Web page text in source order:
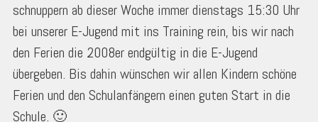
schnuppern ab dieser Woche immer dienstags 15:30 Uhr
bei unserer E-Jugend mit ins Training rein, bis wir nach
den Ferien die 2008er endgültig in die E-Jugend
übergeben. Bis dahin wünschen wir allen Kindern schöne
Ferien und den Schulanfängern einen guten Start in die
Schule. 🙂